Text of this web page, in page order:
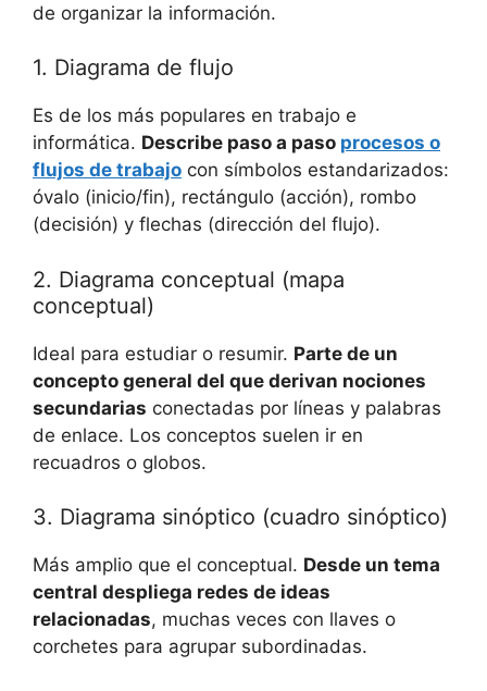
de organizar la información.
1. Diagrama de flujo
Es de los más populares en trabajo e
informática. Describe paso a paso procesos o
flujos de trabajo con símbolos estandarizados:
óvalo (inicio/fin), rectángulo (acción), rombo
(decisión) y flechas (dirección del flujo).
2. Diagrama conceptual (mapa
conceptual)
Ideal para estudiar o resumir. Parte de un
concepto general del que derivan nociones
secundarias conectadas por líneas y palabras
de enlace. Los conceptos suelen ir en
recuadros o globos.
3. Diagrama sinóptico (cuadro sinóptico)
Más amplio que el conceptual. Desde un tema
central despliega redes de ideas
relacionadas, muchas veces con llaves o
corchetes para agrupar subordinadas.